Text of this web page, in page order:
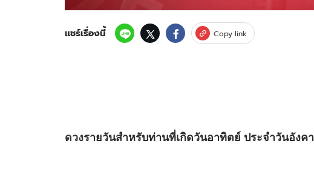
แชร์เรื่องนี้ Copy link
ดวงรายวันสำหรับท่านที่เกิดวันอาทิตย์ ประจำวันอังค